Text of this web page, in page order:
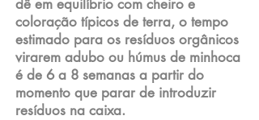
dê em equilíbrio com cheiro e
coloração típicos de terra, o tempo
estimado para os resíduos orgânicos
virarem adubo ou húmus de minhoca
é de 6 a 8 semanas a partir do
momento que parar de introduzir
resíduos na caixa.